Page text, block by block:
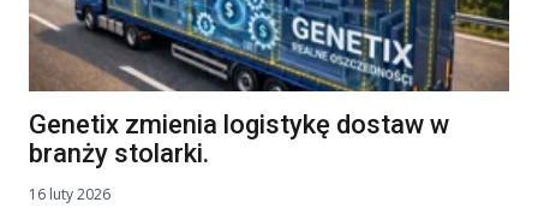
Genetix zmienia logistykę dostaw w
branży stolarki.
16 luty 2026